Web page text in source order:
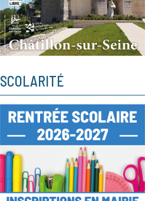
SCOLARITÉ